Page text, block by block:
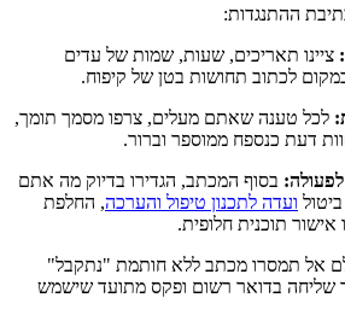
ההתנגדות:
ציינו תאריכים, שעות, שמות של עדים
לכתוב תחושות בטן של קיפוח.
לכל טענה שאתם מעלים, צרפו מסמך תומך,
דעת כנספח ממוספר וברור.
בסוף המכתב, הגדירו בדיוק מה אתם
ועדה לתכנון טיפול והערכה, החלפת
תוכנית חלופית.
אל תמסרו מכתב ללא חותמת "נתקבל"
שליחה בדואר רשום ופקס מתועד שישמש